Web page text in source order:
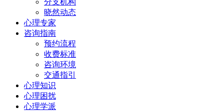
分支机构
晓然动态
心理专家
咨询指南
预约流程
收费标准
咨询环境
交通指引
心理知识
心理困扰
心理学派